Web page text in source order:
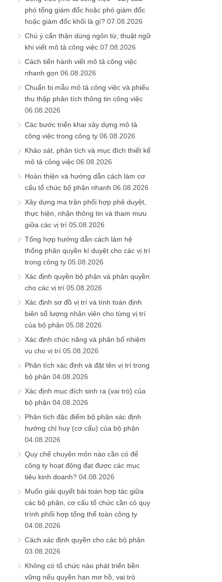
phó tổng giám đốc hoặc phó giám đốc
hoặc giám đốc khối là gì? 07.08.2026
Chú ý cẩn thận dùng ngôn từ, thuật ngữ
khi viết mô tả công việc 07.08.2026
Cách tiến hành viết mô tả công việc
nhanh gọn 06.08.2026
Chuẩn bị mẫu mô tả công việc và phiếu
thu thập phân tích thông tin công việc
06.08.2026
Các bước triển khai xây dựng mô tả
công việc trong công ty 06.08.2026
Khảo sát, phân tích và mục đích thiết kế
mô tả công việc 06.08.2026
Hoàn thiện và hướng dẫn cách làm cơ
cấu tổ chức bộ phận nhanh 06.08.2026
Xây dựng ma trận phối hợp phê duyệt,
thực hiện, nhận thông tin và tham mưu
giữa các vị trí 05.08.2026
Tổng hợp hướng dẫn cách làm hệ
thống phân quyền kí duyệt cho các vị trí
trong công ty 05.08.2026
Xác định quyền bộ phận và phân quyền
cho các vị trí 05.08.2026
Xác định sơ đồ vị trí và tính toán định
biên số lượng nhân viên cho từng vị trí
của bộ phận 05.08.2026
Xác định chức năng và phân bổ nhiệm
vụ cho vị trí 05.08.2026
Phân tích xác định và đặt tên vị trí trong
bộ phận 04.08.2026
Xác định mục đích sinh ra (vai trò) của
bộ phận 04.08.2026
Phân tích đặc điểm bộ phận xác định
hướng chỉ huy (cơ cấu) của bộ phận
04.08.2026
Quy chế chuyên môn nào cần có để
công ty hoạt động đạt được các mục
tiêu kinh doanh? 04.08.2026
Muốn giải quyết bài toán hợp tác giữa
các bộ phận, cơ cấu tổ chức cần có quy
trình phối hợp tổng thể toàn công ty
04.08.2026
Cách xác định quyền cho các bộ phận
03.08.2026
Không có tổ chức nào phát triển bền
vững nếu quyền hạn mơ hồ, vai trò